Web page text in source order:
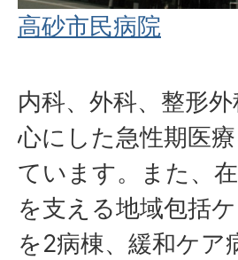
高砂市民病院
内科、外科、整形
心にした急性期医
ています。また、
を支える地域包括
を2病棟、緩和ケア